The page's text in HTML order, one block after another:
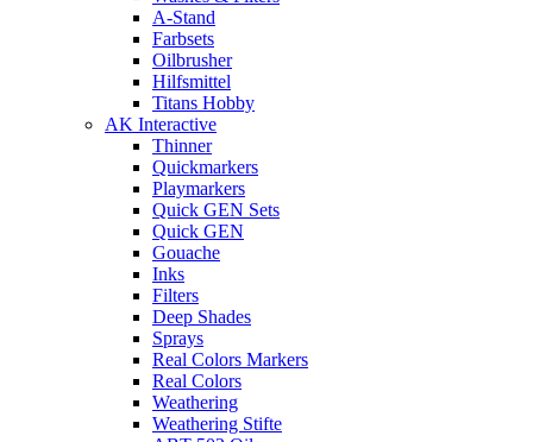
A-Stand
Farbsets
Oilbrusher
Hilfsmittel
Titans Hobby
AK Interactive
Thinner
Quickmarkers
Playmarkers
Quick GEN Sets
Quick GEN
Gouache
Inks
Filters
Deep Shades
Sprays
Real Colors Markers
Real Colors
Weathering
Weathering Stifte